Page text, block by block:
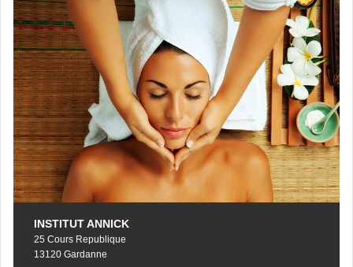
INSTITUT ANNICK
25 Cours Republique
13120 Gardanne